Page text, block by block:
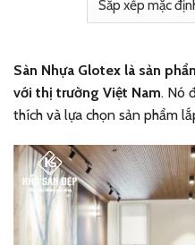
Sàn Nhựa Glotex là sản
với thị trường Việt Nam. Nó
thích và lựa chọn sản phẩm